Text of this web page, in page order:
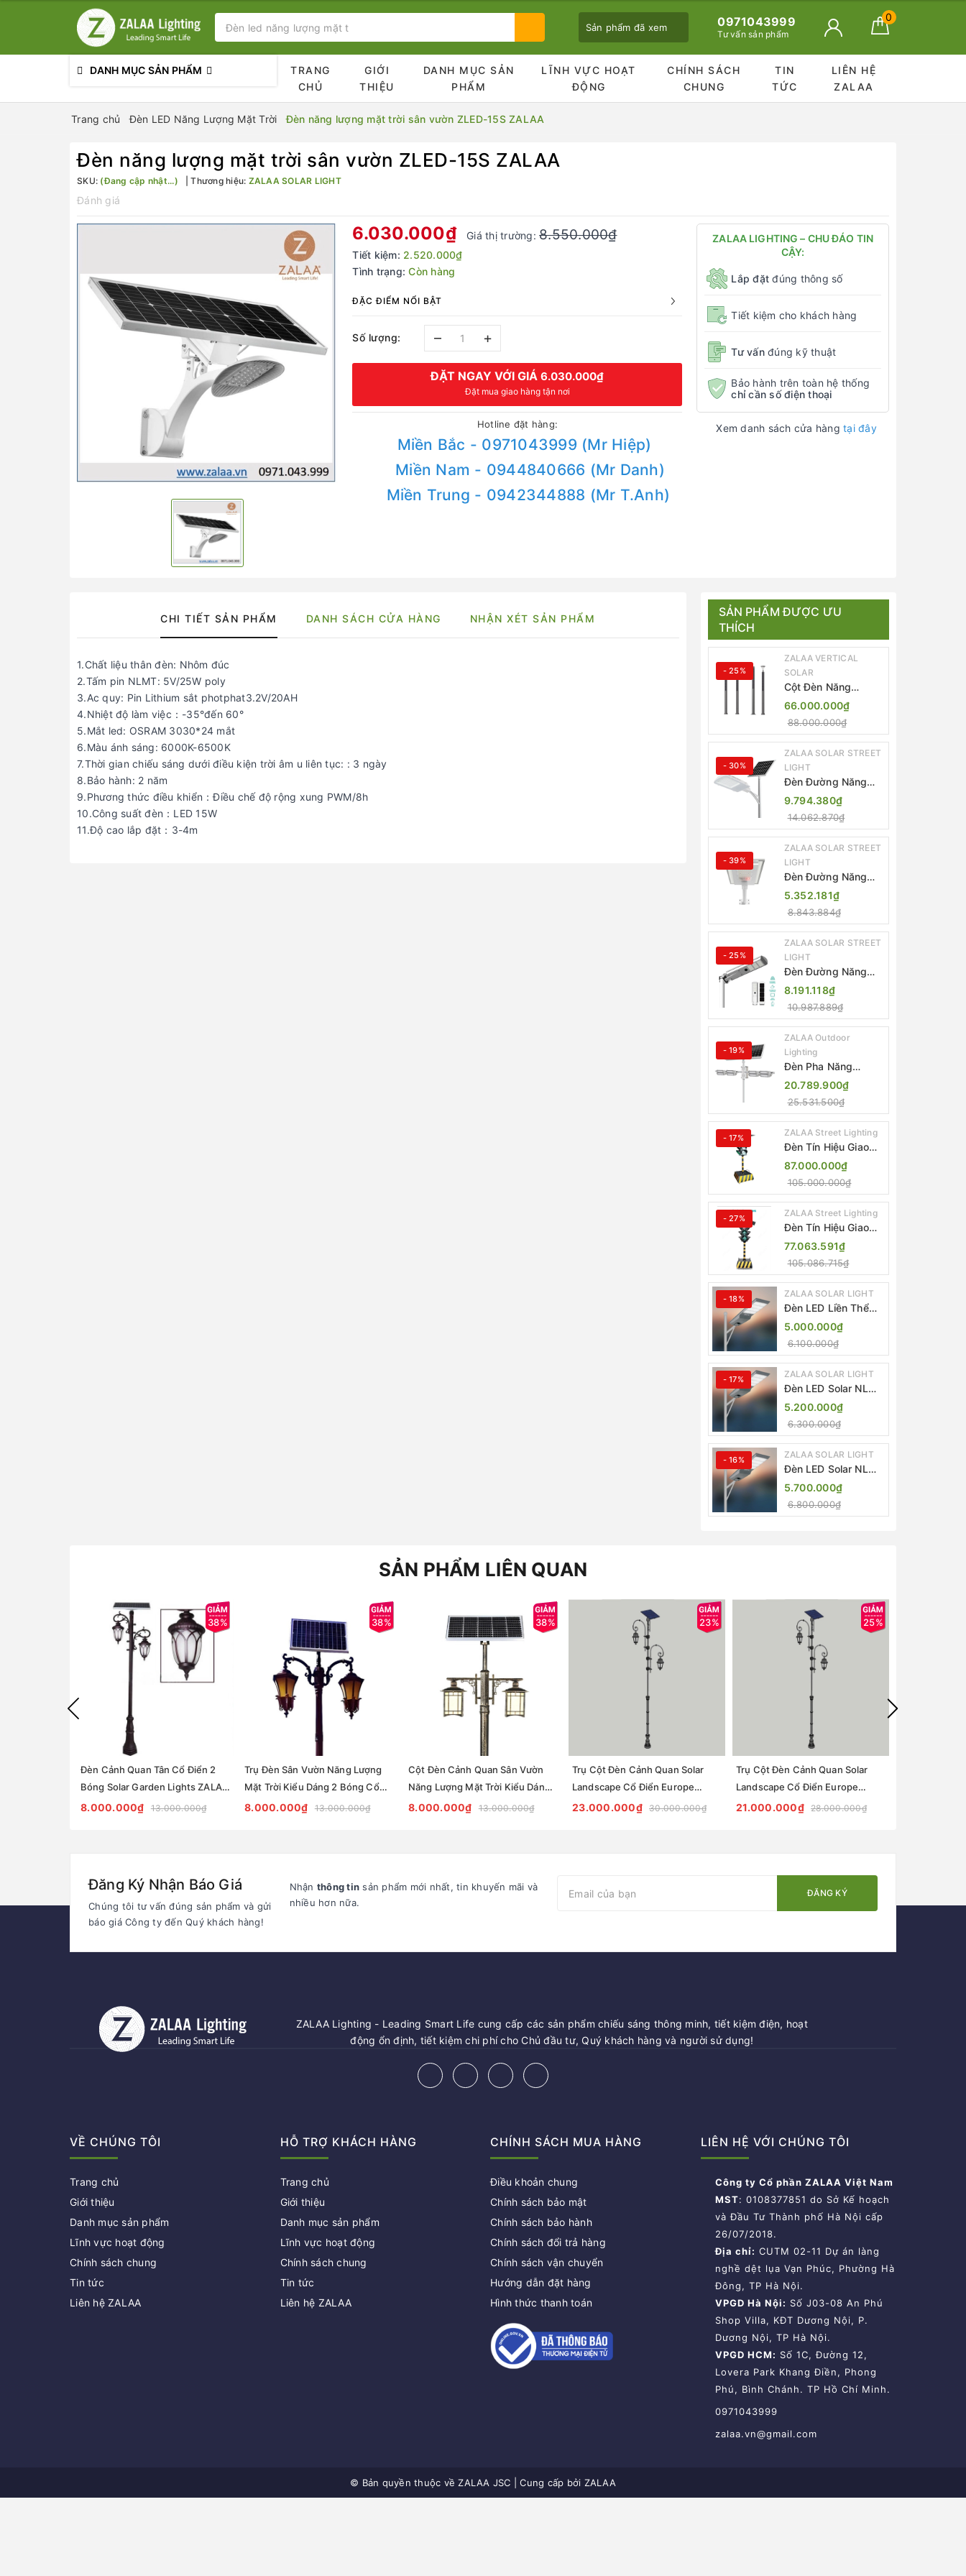
Sản phẩm đã xem
Bạn chưa xem sản phẩm nào
0971043999
Tư vấn sản phẩm
0
DANH MỤC SẢN PHẨM
TRANG
CHỦ
GIỚI
THIỆU
DANH MỤC SẢN
PHẨM
LĨNH VỰC HOẠT
ĐỘNG
CHÍNH SÁCH
CHUNG
TIN
TỨC
LIÊN HỆ
ZALAA
Trang chủ Đèn LED Năng Lượng Mặt Trời Đèn năng lượng mặt trời sân vườn ZLED-15S ZALAA
Đèn năng lượng mặt trời sân vườn ZLED-15S ZALAA
SKU: (Đang cập nhật...) Thương hiệu: ZALAA SOLAR LIGHT
Đánh giá
6.030.000₫ Giá thị trường:8.550.000₫
Tiết kiệm: 2.520.000₫
Tình trạng: Còn hàng
ĐẶC ĐIỂM NỔI BẬT
Số lượng: – +
ĐẶT NGAY VỚI GIÁ6.030.000₫
Đặt mua giao hàng tận nơi
Hotline đặt hàng:
Miền Bắc - 0971043999 (Mr Hiệp)
Miền Nam - 0944840666 (Mr Danh)
Miền Trung - 0942344888 (Mr T.Anh)
ZALAA LIGHTING – CHU ĐÁO TIN
CẬY:
Lắp đặt đúng thông số
Tiết kiệm cho khách hàng
Tư vấnđúng kỹ thuật
Bảo hành trên toàn hệ thống
chỉ cần số điện thoại
Xem danh sách cửa hàngtại đây
CHI TIẾT SẢN PHẨM DANH SÁCH CỬA HÀNG NHẬN XÉT SẢN PHẨM
1.Chất liệu thân đèn: Nhôm đúc
2.Tấm pin NLMT: 5V/25W poly
3.Ac quy: Pin Lithium sắt photphat3.2V/20AH
4.Nhiệt độ làm việc：-35°đến 60°
5.Mắt led: OSRAM 3030*24 mắt
6.Màu ánh sáng: 6000K-6500K
7.Thời gian chiếu sáng dưới điều kiện trời âm u liên tục: : 3 ngày
8.Bảo hành: 2 năm
9.Phương thức điều khiển：Điều chế độ rộng xung PWM/8h
10.Công suất đèn：LED 15W
11.Độ cao lắp đặt：3-4m
SẢN PHẨM ĐƯỢC ƯU
THÍCH
- 25%
ZALAA VERTICAL
SOLAR
Cột Đèn Năng
Lượng Mặt Trời Dọc
Thông Minh ZSR-
YYDS-360 | ZALAA
Jsc
66.000.000₫
88.000.000₫
- 30%
ZALAA SOLAR STREET
LIGHT
Đèn Đường Năng
Lượng Mặt Trời
Thông Minh Điều
Khiển MPPT ZL-
GMX01 ZALAA
9.794.380₫
14.062.870₫
- 39%
ZALAA SOLAR STREET
LIGHT
Đèn Đường Năng
Lượng Mặt Trời
Nhôm Đúc ZALAA
ZL-BWH Cao Cấp
IP65
5.352.181₫
8.843.884₫
- 25%
ZALAA SOLAR STREET
LIGHT
Đèn Đường Năng
Lượng Mặt Trời Tích
Hợp Camera ZALAA
ZL-BJ04-CCTV
(80W, IP65)
8.191.118₫
10.987.889₫
- 19%
ZALAA Outdoor
Lighting
Đèn Pha Năng
Lượng Mặt Trời Sân
Thể Thao ZALAA
Jsc Chống Nước
IP65 Cao Cấp
20.789.900₫
25.531.500₫
- 17% ZALAA Street Lighting
Đèn Tín Hiệu Giao
Thông Di Động Năng
Lượng Mặt Trời
ZALAA ZL-300A-D
87.000.000₫
105.000.000₫
- 27% ZALAA Street Lighting
Đèn Tín Hiệu Giao
Thông Di Động Năng
Lượng Mặt Trời
ZALAA ZL-409300C
77.063.591₫
105.086.715₫
- 18% ZALAA SOLAR LIGHT
Đèn LED Liền Thể
ZALAA Solar Street
Light ZKC-TG 20W
25W 30W All In One
5.000.000₫
6.100.000₫
- 17% ZALAA SOLAR LIGHT
Đèn LED Solar NLMT
Liền Thể ZKC-TG
20W All in One |
ZALAA Street Light
5.200.000₫
6.300.000₫
- 16% ZALAA SOLAR LIGHT
Đèn LED Solar NLMT
Liền Thể ZKC-TG
25W All in One |
ZALAA Street Light
5.700.000₫
6.800.000₫
SẢN PHẨM LIÊN QUAN
38%
Đèn Cảnh Quan Tân Cổ Điển 2
Bóng Solar Garden Lights ZALAA
OEM ZSCV-004
8.000.000₫ 13.000.000₫
38%
Trụ Đèn Sân Vườn Năng Lượng
Mặt Trời Kiểu Dáng 2 Bóng Cổ
Điển ZALAA OEM ZSCV-003
8.000.000₫ 13.000.000₫
38%
Cột Đèn Cảnh Quan Sân Vườn
Năng Lượng Mặt Trời Kiểu Dáng
Cổ Điển ZALAA OEM ZSCV
8.000.000₫ 13.000.000₫
23%
Trụ Cột Đèn Cảnh Quan Solar
Landscape Cổ Điển Europe
ZSLLP H8M 120W 2 Tay Đèn -
23.000.000₫ 30.000.000₫
25%
Trụ Cột Đèn Cảnh Quan Solar
Landscape Cổ Điển Europe
ZSLLP H7M 120W 2 Tay
21.000.000₫ 28.000.000₫
Đăng Ký Nhận Báo Giá
Chúng tôi tư vấn đúng sản phẩm và gửi
báo giá Công ty đến Quý khách hàng!
Nhận thông tin sản phẩm mới nhất, tin khuyến mãi và
nhiều hơn nữa.
ĐĂNG KÝ
ZALAA Lighting - Leading Smart Life cung cấp các sản phẩm chiếu sáng thông minh, tiết kiệm điện, hoạt
động ổn định, tiết kiệm chi phí cho Chủ đầu tư, Quý khách hàng và người sử dụng!
VỀ CHÚNG TÔI
Trang chủ
Giới thiệu
Danh mục sản phẩm
Lĩnh vực hoạt động
Chính sách chung
Tin tức
Liên hệ ZALAA
HỖ TRỢ KHÁCH HÀNG
Trang chủ
Giới thiệu
Danh mục sản phẩm
Lĩnh vực hoạt động
Chính sách chung
Tin tức
Liên hệ ZALAA
CHÍNH SÁCH MUA HÀNG
Điều khoản chung
Chính sách bảo mật
Chính sách bảo hành
Chính sách đổi trả hàng
Chính sách vận chuyển
Hướng dẫn đặt hàng
Hình thức thanh toán
LIÊN HỆ VỚI CHÚNG TÔI
Công ty Cổ phần ZALAA Việt Nam
MST: 0108377851 do Sở Kế hoạch
và Đầu Tư Thành phố Hà Nội cấp
26/07/2018.
Địa chỉ: CUTM 02-11 Dự án làng
nghề dệt lụa Vạn Phúc, Phường Hà
Đông, TP Hà Nội.
VPGD Hà Nội: Số J03-08 An Phú
Shop Villa, KĐT Dương Nội, P.
Dương Nội, TP Hà Nội.
VPGD HCM: Số 1C, Đường 12,
Lovera Park Khang Điền, Phong
Phú, Bình Chánh. TP Hồ Chí Minh.
0971043999
zalaa.vn@gmail.com
© Bản quyền thuộc vềZALAA JSC Cung cấp bởi ZALAA